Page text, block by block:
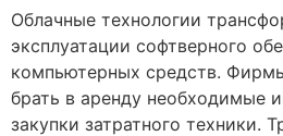
Облачные технологии
эксплуатации софтверного
компьютерных средств.
брать в аренду необходимые
закупки затратного техники.